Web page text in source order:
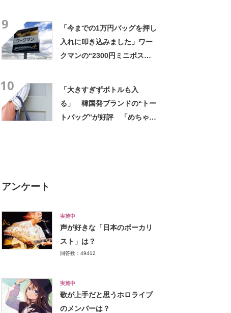
9
「今までの1万円バッグを押し
入れに叩き込みました」ワー
クマンの“2300円ミニボスト
10
「大きすぎずボトルも入
る」 韓国発ブランドの“トー
トバッグ”が好評 「めちゃく
アンケート
実施中
声が好きな「日本のボーカリ
スト」は？
回答数：49412
実施中
歌が上手だと思うホロライブ
のメンバーは？